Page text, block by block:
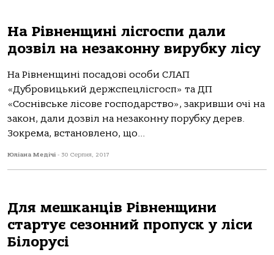
На Рівненщині лісгоспи дали
дозвіл на незаконну вирубку лісу
На Рівненщині посадові особи СЛАП
«Дубровицький держспецлісгосп» та ДП
«Соснівське лісове господарство», закривши очі на
закон, дали дозвіл на незаконну порубку дерев.
Зокрема, встановлено, що...
Юліана Медічі - 30 Серпня, 2017
Для мешканців Рівненщини
стартує сезонний пропуск у ліси
Білорусі